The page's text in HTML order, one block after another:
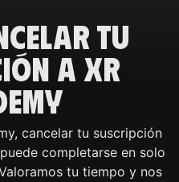
Tu
a XR
cancelar tu suscripción
completarse en solo
tu tiempo y nos